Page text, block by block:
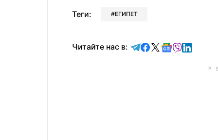
Теги: ЕГИПЕТ
Читайте нас в: Читайте в Telegram
Читайте в
Читайте в X
Читайте в
Читайте